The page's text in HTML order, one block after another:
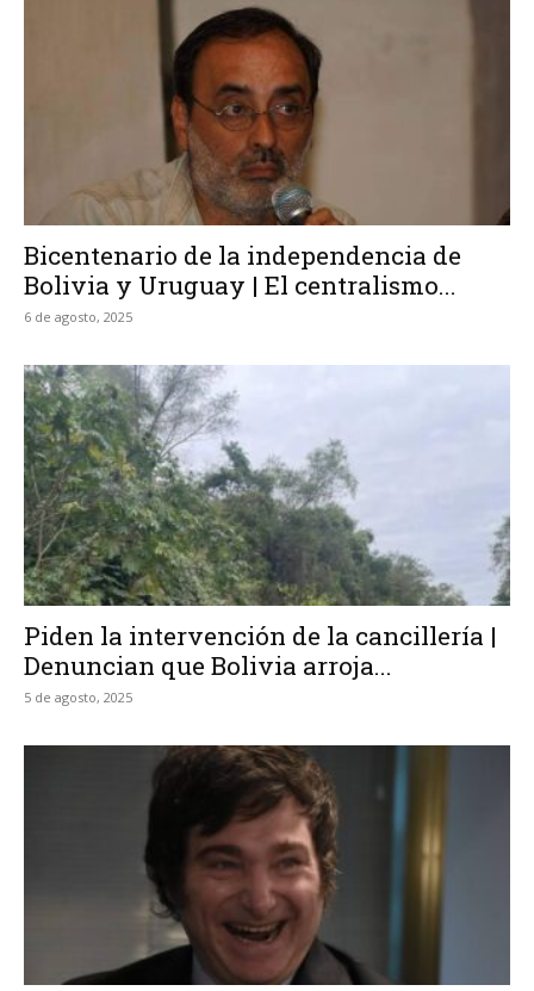
Bicentenario de la independencia de
Bolivia y Uruguay | El centralismo...
6 de agosto, 2025
Piden la intervención de la cancillería |
Denuncian que Bolivia arroja...
5 de agosto, 2025